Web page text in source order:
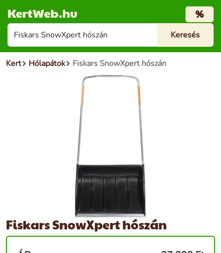
KertWeb.hu %
Kert Hólapátok Fiskars SnowXpert hószán
Fiskars SnowXpert hószán